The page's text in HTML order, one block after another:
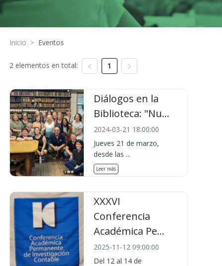
Inicio > Eventos
2 elementos en total: 1
Diálogos en la
Biblioteca: "Nu...
2024-03-21 18:00:00
Jueves 21 de marzo,
desde las ...
Leer más
XXXVI
Conferencia
Académica Pe...
2025-11-12 09:00:00
Del 12 al 14 de